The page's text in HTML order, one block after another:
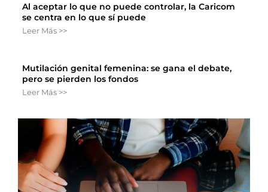
Al aceptar lo que no puede controlar, la Caricom
se centra en lo que sí puede
Leer Más >>
Mutilación genital femenina: se gana el debate,
pero se pierden los fondos
Leer Más >>